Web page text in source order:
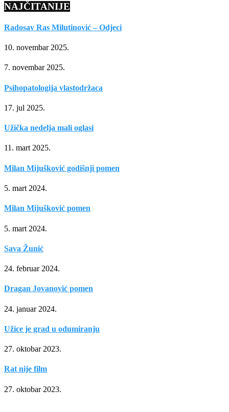
NAJČITANIJE
Radosav Ras Milutinović – Odjeci
10. novembar 2025.
7. novembar 2025.
Psihopatologija vlastodržaca
17. jul 2025.
Užička nedelja mali oglasi
11. mart 2025.
Milan Mijušković godišnji pomen
5. mart 2024.
Milan Mijušković pomen
5. mart 2024.
Sava Žunić
24. februar 2024.
Dragan Jovanović pomen
24. januar 2024.
Užice je grad u odumiranju
27. oktobar 2023.
Rat nije film
27. oktobar 2023.